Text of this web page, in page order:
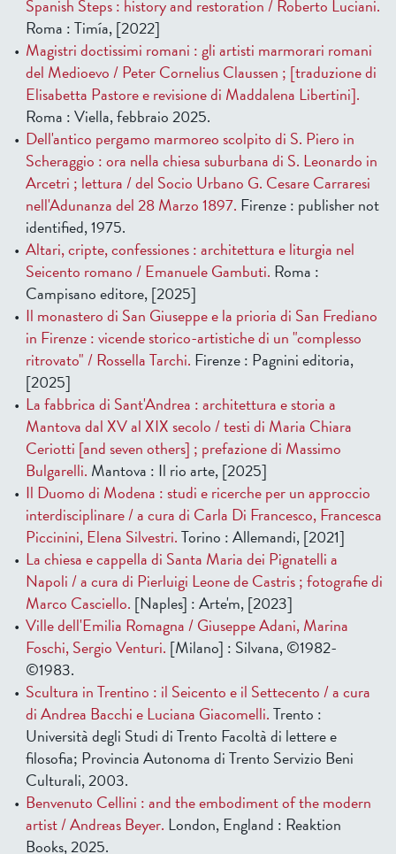
Spanish Steps : history and restoration / Roberto Luciani.
Roma : Timía, [2022]
Magistri doctissimi romani : gli artisti marmorari romani
del Medioevo / Peter Cornelius Claussen ; [traduzione di
Elisabetta Pastore e revisione di Maddalena Libertini].
Roma : Viella, febbraio 2025.
Dell'antico pergamo marmoreo scolpito di S. Piero in
Scheraggio : ora nella chiesa suburbana di S. Leonardo in
Arcetri ; lettura / del Socio Urbano G. Cesare Carraresi
nell'Adunanza del 28 Marzo 1897. Firenze : publisher not
identified, 1975.
Altari, cripte, confessiones : architettura e liturgia nel
Seicento romano / Emanuele Gambuti. Roma :
Campisano editore, [2025]
Il monastero di San Giuseppe e la prioria di San Frediano
in Firenze : vicende storico-artistiche di un "complesso
ritrovato" / Rossella Tarchi. Firenze : Pagnini editoria,
[2025]
La fabbrica di Sant'Andrea : architettura e storia a
Mantova dal XV al XIX secolo / testi di Maria Chiara
Ceriotti [and seven others] ; prefazione di Massimo
Bulgarelli. Mantova : Il rio arte, [2025]
Il Duomo di Modena : studi e ricerche per un approccio
interdisciplinare / a cura di Carla Di Francesco, Francesca
Piccinini, Elena Silvestri.Torino : Allemandi, [2021]
La chiesa e cappella di Santa Maria dei Pignatelli a
Napoli / a cura di Pierluigi Leone de Castris ; fotografie di
Marco Casciello. [Naples] : Arte'm, [2023]
Ville dell'Emilia Romagna / Giuseppe Adani, Marina
Foschi, Sergio Venturi. [Milano] : Silvana, ©1982-
©1983.
Scultura in Trentino : il Seicento e il Settecento / a cura
di Andrea Bacchi e Luciana Giacomelli.Trento :
Università degli Studi di Trento Facoltà di lettere e
filosofia; Provincia Autonoma di Trento Servizio Beni
Culturali, 2003.
Benvenuto Cellini : and the embodiment of the modern
artist / Andreas Beyer. London, England : Reaktion
Books, 2025.